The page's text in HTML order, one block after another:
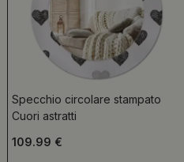
Specchio circolare stampato
Cuori astratti
109.99 €